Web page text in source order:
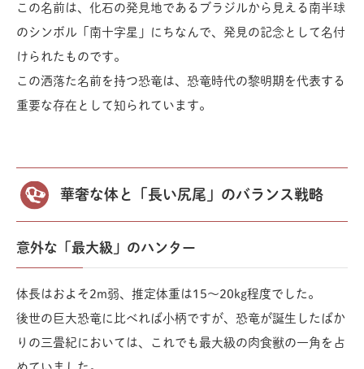
この名前は、化石の発見地であるブラジルから見える南半球
のシンボル「南十字星」にちなんで、発見の記念として名付
けられたものです。
この洒落た名前を持つ恐竜は、恐竜時代の黎明期を代表する
重要な存在として知られています。
華奢な体と「長い尻尾」のバランス戦略
意外な「最大級」のハンター
体長はおよそ2m弱、推定体重は15〜20kg程度でした。
後世の巨大恐竜に比べれば小柄ですが、恐竜が誕生したばか
りの三畳紀においては、これでも最大級の肉食獣の一角を占